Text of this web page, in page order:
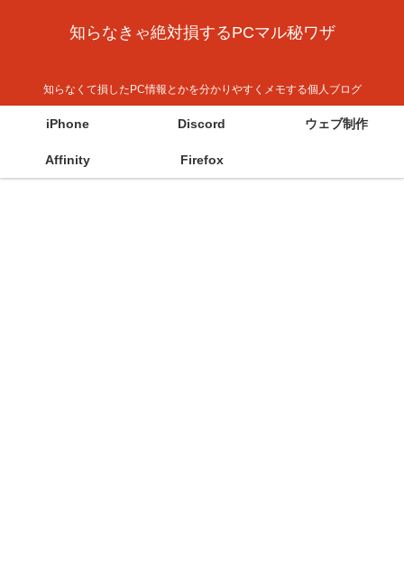
知らなきゃ絶対損するPCマル秘ワザ
知らなくて損したPC情報とかを分かりやすくメモする個人ブログ
iPhone Discord ウェブ制作
Affinity Firefox